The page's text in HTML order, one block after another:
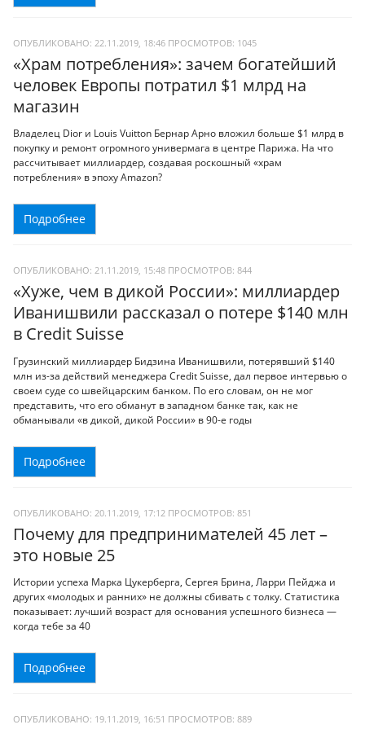
ОПУБЛИКОВАНО: 22.11.2019, 18:46 ПРОСМОТРОВ: 1045
«Храм потребления»: зачем богатейший
человек Европы потратил $1 млрд на
магазин
Владелец Dior и Louis Vuitton Бернар Арно вложил больше $1 млрд в
покупку и ремонт огромного универмага в центре Парижа. На что
рассчитывает миллиардер, создавая роскошный «храм
потребления» в эпоху Amazon?
Подробнее
ОПУБЛИКОВАНО: 21.11.2019, 15:48 ПРОСМОТРОВ: 844
«Хуже, чем в дикой России»: миллиардер
Иванишвили рассказал о потере $140 млн
в Credit Suisse
Грузинский миллиардер Бидзина Иванишвили, потерявший $140
млн из-за действий менеджера Credit Suisse, дал первое интервью о
своем суде со швейцарским банком. По его словам, он не мог
представить, что его обманут в западном банке так, как не
обманывали «в дикой, дикой России» в 90-е годы
Подробнее
ОПУБЛИКОВАНО: 20.11.2019, 17:12 ПРОСМОТРОВ: 851
Почему для предпринимателей 45 лет –
это новые 25
Истории успеха Марка Цукерберга, Сергея Брина, Ларри Пейджа и
других «молодых и ранних» не должны сбивать с толку. Статистика
показывает: лучший возраст для основания успешного бизнеса —
когда тебе за 40
Подробнее
ОПУБЛИКОВАНО: 19.11.2019, 16:51 ПРОСМОТРОВ: 889